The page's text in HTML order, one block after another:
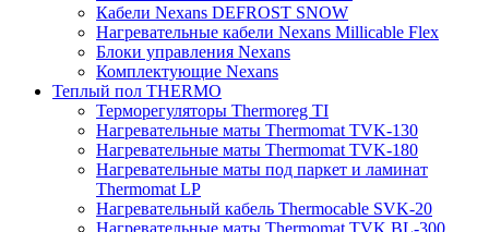
Кабели Nexans DEFROST SNOW
Нагревательные кабели Nexans Millicable Flex
Блоки управления Nexans
Комплектующие Nexans
Теплый пол THERMO
Терморегуляторы Thermoreg TI
Нагревательные маты Thermomat TVK-130
Нагревательные маты Thermomat TVK-180
Нагревательные маты под паркет и ламинат
Thermomat LP
Нагревательный кабель Thermocable SVK-20
Нагревательные маты Thermomat TVK BL-300